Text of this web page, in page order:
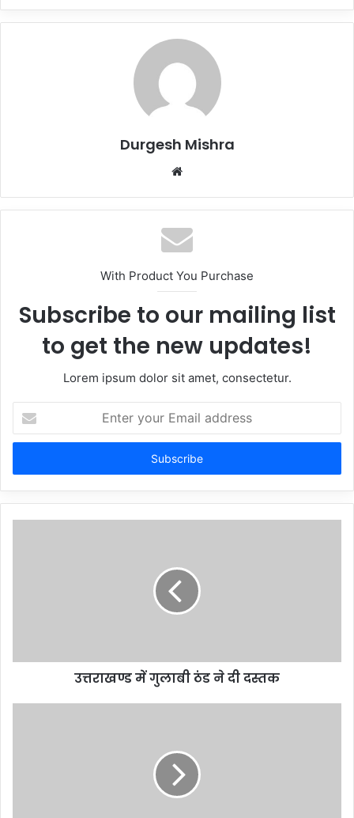
Durgesh Mishra
Website
With Product You Purchase
Subscribe to our mailing list
to get the new updates!
Lorem ipsum dolor sit amet, consectetur.
Enter
your
Email
उत्तराखण्ड में गुलाबी ठंड ने दी दस्तक